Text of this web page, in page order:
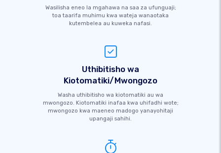
Wasilisha eneo la mgahawa na saa za ufunguaji;
toa taarifa muhimu kwa wateja wanaotaka
kutembelea au kuweka nafasi.
Uthibitisho wa
Kiotomatiki/Mwongozo
Washa uthibitisho wa kiotomatiki au wa
mwongozo. Kiotomatiki inafaa kwa uhifadhi wote;
mwongozo kwa maeneo madogo yanayohitaji
upangaji sahihi.